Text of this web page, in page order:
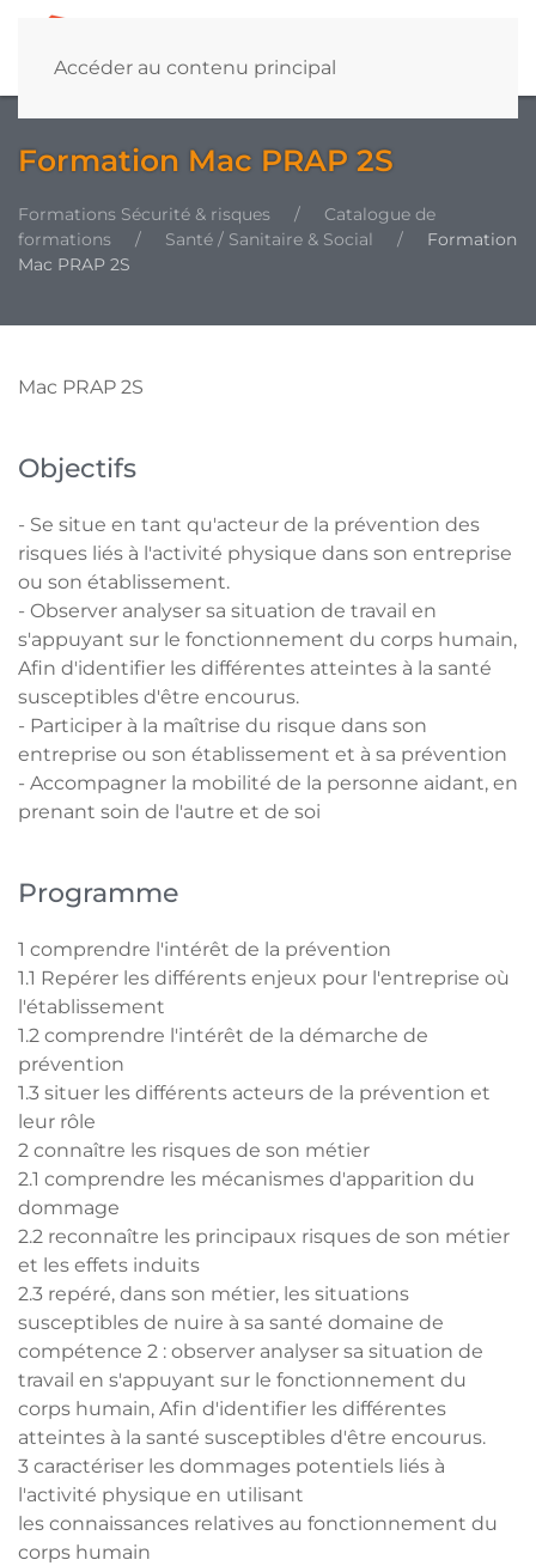
Accéder au contenu principal
Formation Mac PRAP 2S
Formations Sécurité & risques
Catalogue de
formations
Santé / Sanitaire & Social
Formation
Mac PRAP 2S
Mac PRAP 2S
Objectifs
- Se situe en tant qu'acteur de la prévention des
risques liés à l'activité physique dans son entreprise
ou son établissement.
- Observer analyser sa situation de travail en
s'appuyant sur le fonctionnement du corps humain,
Afin d'identifier les différentes atteintes à la santé
susceptibles d'être encourus.
- Participer à la maîtrise du risque dans son
entreprise ou son établissement et à sa prévention
- Accompagner la mobilité de la personne aidant, en
prenant soin de l'autre et de soi
Programme
1 comprendre l'intérêt de la prévention
1.1 Repérer les différents enjeux pour l'entreprise où
l'établissement
1.2 comprendre l'intérêt de la démarche de
prévention
1.3 situer les différents acteurs de la prévention et
leur rôle
2 connaître les risques de son métier
2.1 comprendre les mécanismes d'apparition du
dommage
2.2 reconnaître les principaux risques de son métier
et les effets induits
2.3 repéré, dans son métier, les situations
susceptibles de nuire à sa santé domaine de
compétence 2 : observer analyser sa situation de
travail en s'appuyant sur le fonctionnement du
corps humain, Afin d'identifier les différentes
atteintes à la santé susceptibles d'être encourus.
3 caractériser les dommages potentiels liés à
l'activité physique en utilisant
les connaissances relatives au fonctionnement du
corps humain